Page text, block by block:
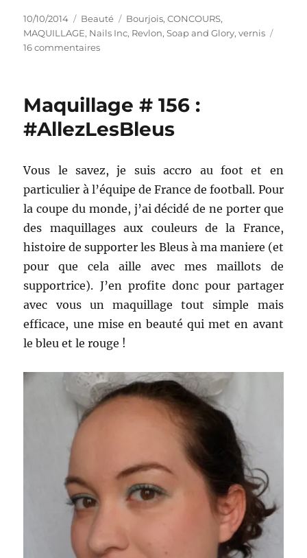
Publié
le
10/10/2014 Catégories
Beauté Étiquettes
Bourjois,CONCOURS,
MAQUILLAGE, Nails Inc, Revlon,Soap and Glory,vernis
16 commentairessur
:
Des
cadeaux
rose
Maquillage # 156 :
#AllezLesBleus
Vous le savez, je suis accro au foot et en
particulier à l’équipe de France de football. Pour
la coupe du monde, j’ai décidé de ne porter que
des maquillages aux couleurs de la France,
histoire de supporter les Bleus à ma maniere (et
pour que cela aille avec mes maillots de
supportrice). J’en profite donc pour partager
avec vous un maquillage tout simple mais
efficace, une mise en beauté qui met en avant
le bleu et le rouge !